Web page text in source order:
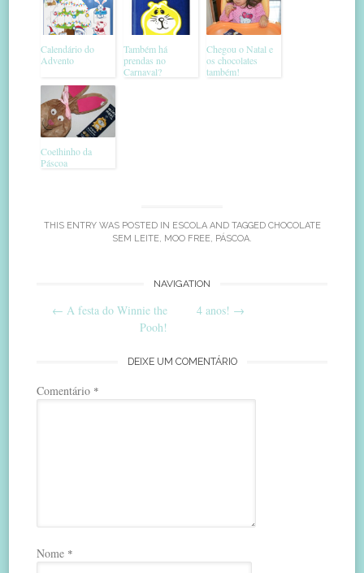
Calendário do
Advento
Também há
prendas no
Carnaval?
Chegou o Natal e
os chocolates
também!
Coelhinho da
Páscoa
THIS ENTRY WAS POSTED IN ESCOLAAND TAGGED CHOCOLATE
SEM LEITE, MOO FREE, PÁSCOA.
navigation
NAVIGATION
← A festa do Winnie the
Pooh!
4 anos! →
DEIXE UM COMENTÁRIO
Comentário *
Nome *